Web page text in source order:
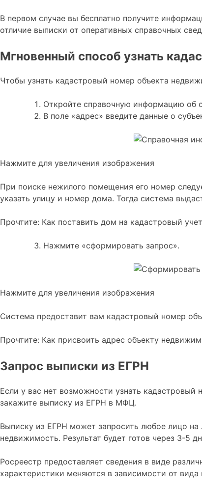
В первом случае вы бесплатно получите
отличие выписки от оперативных справочных
Мгновенный способ узнать
Чтобы узнать кадастровый номер объекта
Откройте справочную информацию об
В поле «адрес» введите данные о
Нажмите для увеличения изображения
При поиске нежилого помещения его номер
указать улицу и номер дома. Тогда система
Прочтите: Как поставить дом на кадастровый
Нажмите «сформировать запрос».
Нажмите для увеличения изображения
Система предоставит вам кадастровый номер
Прочтите: Как присвоить адрес объекту
Запрос выписки из ЕГРН
Если у вас нет возможности узнать
закажите выписку из ЕГРН в МФЦ.
Выписку из ЕГРН может запросить любое лицо на
недвижимость. Результат будет готов через 3-5
Росреестр предоставляет сведения в виде
характеристики меняются в зависимости от вида